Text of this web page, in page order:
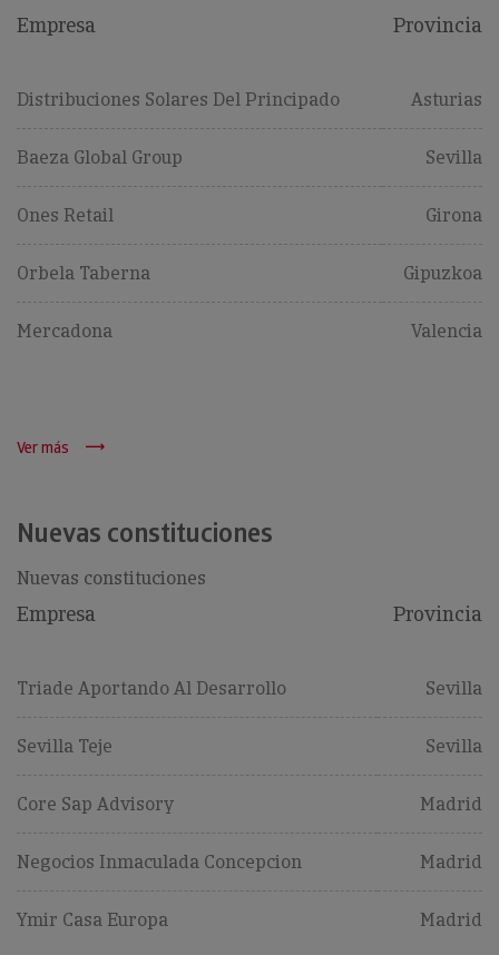
Empresa Provincia
Distribuciones Solares Del Principado Asturias
Baeza Global Group Sevilla
Ones Retail Girona
Orbela Taberna Gipuzkoa
Mercadona Valencia
Ver más
Nuevas constituciones
Nuevas constituciones
Empresa Provincia
Triade Aportando Al Desarrollo Sevilla
Sevilla Teje Sevilla
Core Sap Advisory Madrid
Negocios Inmaculada Concepcion Madrid
Ymir Casa Europa Madrid